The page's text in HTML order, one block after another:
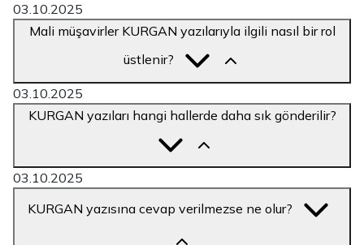
03.10.2025
Mali müşavirler KURGAN yazılarıyla ilgili nasıl bir rol
üstlenir?
03.10.2025
KURGAN yazıları hangi hallerde daha sık gönderilir?
03.10.2025
KURGAN yazısına cevap verilmezse ne olur?